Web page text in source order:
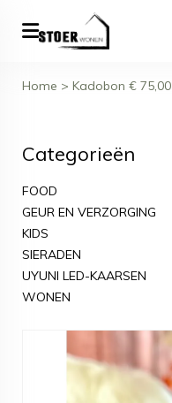
Home > Kadobon € 75,00
Categorieën
FOOD
GEUR EN VERZORGING
KIDS
SIERADEN
UYUNI LED-KAARSEN
WONEN